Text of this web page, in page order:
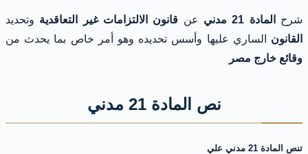
شرح المادة 21 مدني عن قانون الالتزامات غير التعاقدية وتحديد
القانون الساري عليها وأسس تحديده وهو أمر خاص بما يحدث من
وقائع خارج مصر
نص المادة 21 مدني
تنص المادة 21 مدني علي